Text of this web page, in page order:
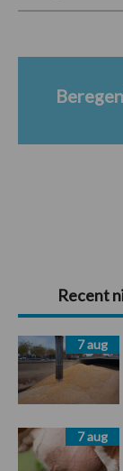
Primaire
Sidebar
Recent
7 aug
7 aug